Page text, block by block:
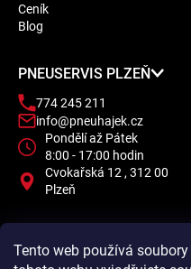
Tento web používá
Ceník
Blog
PNEUSERVIS PLZEŇ
774 245 211
info@pneuhajek.cz
Pondělí až Pátek
8:00 - 17:00 hodin
Cvokařská 12 , 312 00
Plzeň